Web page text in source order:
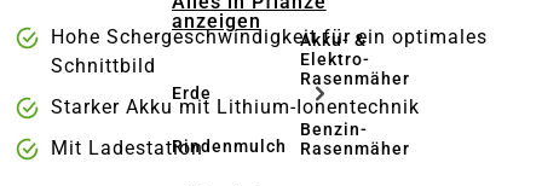
anzeigen
Erde
Rindenmulch
Akku- &
Elektro-
Rasenmäher
Benzin-
Rasenmäher
Hohe Schergeschwindigkeit für ein optimales
Schnittbild
Starker Akku mit Lithium-Ionentechnik
Mit Ladestation